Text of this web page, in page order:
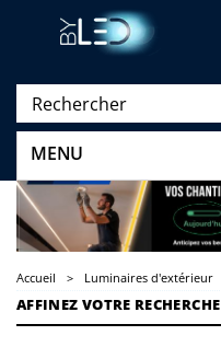
MENU
Accueil > Luminaires d'extérieur
AFFINEZ VOTRE RECHERCHE